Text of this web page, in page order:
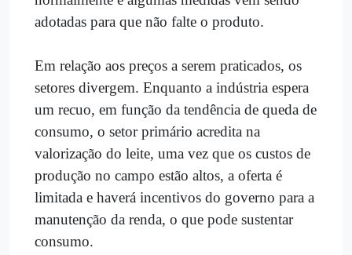
adotadas para que não falte o produto.
Em relação aos preços a serem praticados, os
setores divergem. Enquanto a indústria espera
um recuo, em função da tendência de queda de
consumo, o setor primário acredita na
valorização do leite, uma vez que os custos de
produção no campo estão altos, a oferta é
limitada e haverá incentivos do governo para a
manutenção da renda, o que pode sustentar
consumo.